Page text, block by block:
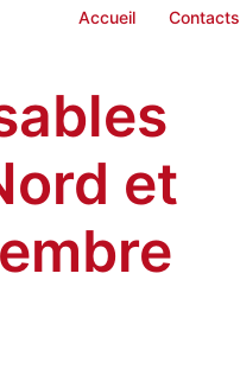
Accueil Contacts
et